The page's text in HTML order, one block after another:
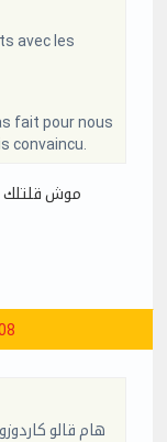
avec les
fait pour nous
convaincu.
موش قلتلك
هام قالو